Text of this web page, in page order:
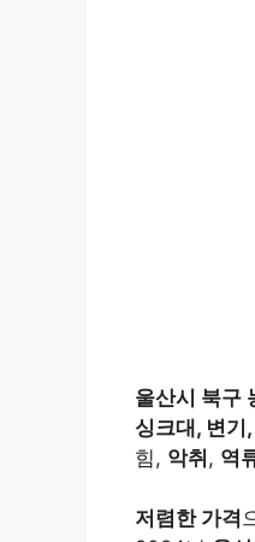
울산시 북구
싱크대, 변기
힘, 악취, 역
저렴한 가격